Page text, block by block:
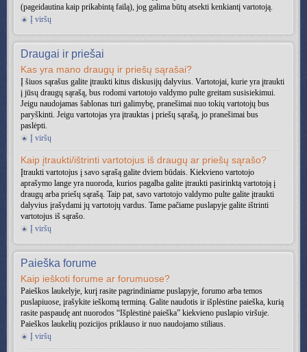
(pageidautina kaip prikabintą failą), jog galima būtų atsekti kenkiantį vartotoją.
Į viršų
Draugai ir priešai
Kas yra mano draugų ir priešų sąrašai?
Į šiuos sąrašus galite įtraukti kitus diskusijų dalyvius. Vartotojai, kurie yra įtraukti
į jūsų draugų sąrašą, bus rodomi vartotojo valdymo pulte greitam susisiekimui.
Jeigu naudojamas šablonas turi galimybę, pranešimai nuo tokių vartotojų bus
paryškinti. Jeigu vartotojas yra įtrauktas į priešų sąrašą, jo pranešimai bus
paslėpti.
Į viršų
Kaip įtraukti/ištrinti vartotojus iš draugų ar priešų sąrašo?
Įtraukti vartotojus į savo sąrašą galite dviem būdais. Kiekvieno vartotojo
aprašymo lange yra nuoroda, kurios pagalba galite įtraukti pasirinktą vartotoją į
draugų arba priešų sąrašą. Taip pat, savo vartotojo valdymo pulte galite įtraukti
dalyvius įrašydami jų vartotojų vardus. Tame pačiame puslapyje galite ištrinti
vartotojus iš sąrašo.
Į viršų
Paieška forume
Kaip ieškoti forume ar forumuose?
Paieškos laukelyje, kurį rasite pagrindiniame puslapyje, forumo arba temos
puslapiuose, įrašykite ieškomą terminą. Galite naudotis ir išplėstine paieška, kurią
rasite paspaudę ant nuorodos “Išplėstinė paieška” kiekvieno puslapio viršuje.
Paieškos laukelių pozicijos priklauso ir nuo naudojamo stiliaus.
Į viršų